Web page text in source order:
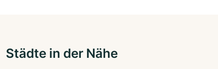
Städte in der Nähe